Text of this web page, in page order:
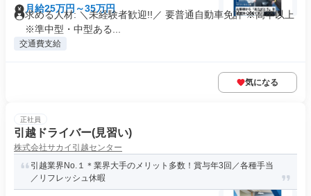
月給25万円～35万円
求める人材: ＼未経験者歓迎!!／ 要普通自動車免許 ※高卒以上
※準中型・中型ある...
交通費支給
気になる
正社員
引越ドライバー(見習い)
株式会社サカイ引越センター
引越業界No.１＊業界大手のメリット多数！賞与年3回／各種手当
／リフレッシュ休暇